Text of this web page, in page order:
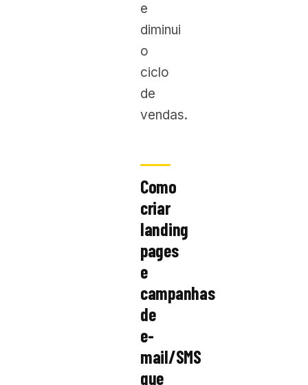
e
diminui
o
ciclo
de
vendas.
Como
criar
landing
pages
e
campanhas
de
e-
mail/SMS
que